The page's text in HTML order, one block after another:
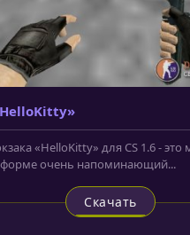
«HelloKitty» для CS 1.6 - это
форме очень напоминающий...
Скачать